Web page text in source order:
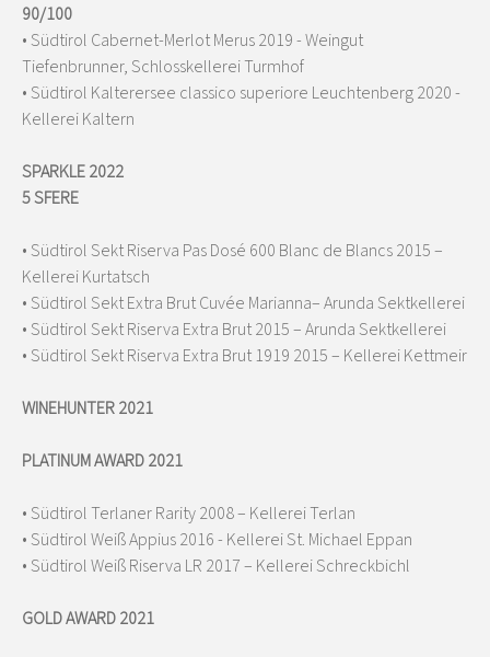
90/100
• Südtirol Cabernet-Merlot Merus 2019 - Weingut
Tiefenbrunner, Schlosskellerei Turmhof
• Südtirol Kalterersee classico superiore Leuchtenberg 2020 -
Kellerei Kaltern
SPARKLE 2022
5 SFERE
• Südtirol Sekt Riserva Pas Dosé 600 Blanc de Blancs 2015 –
Kellerei Kurtatsch
• Südtirol Sekt Extra Brut Cuvée Marianna– Arunda Sektkellerei
• Südtirol Sekt Riserva Extra Brut 2015 – Arunda Sektkellerei
• Südtirol Sekt Riserva Extra Brut 1919 2015 – Kellerei Kettmeir
WINEHUNTER 2021
PLATINUM AWARD 2021
• Südtirol Terlaner Rarity 2008 – Kellerei Terlan
• Südtirol Weiß Appius 2016 - Kellerei St. Michael Eppan
• Südtirol Weiß Riserva LR 2017 – Kellerei Schreckbichl
GOLD AWARD 2021